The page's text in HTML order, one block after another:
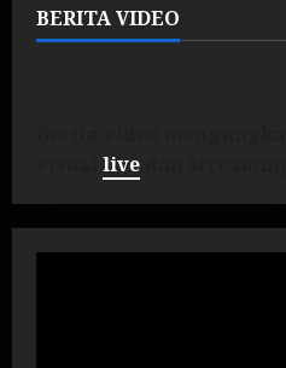
BERITA VIDEO
live